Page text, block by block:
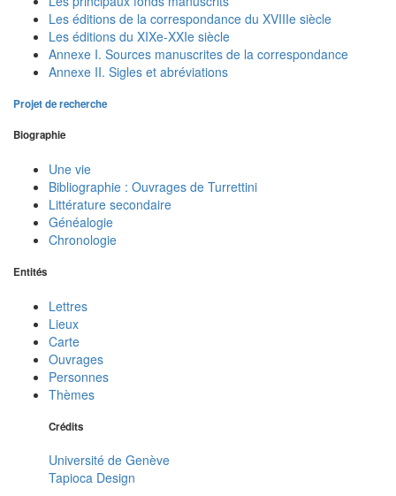
Les éditions de la correspondance du XVIIIe siècle
Les éditions du XIXe-XXIe siècle
Annexe I. Sources manuscrites de la correspondance
Annexe II. Sigles et abréviations
Projet de recherche
Biographie
Une vie
Bibliographie : Ouvrages de Turrettini
Littérature secondaire
Généalogie
Chronologie
Entités
Lettres
Lieux
Carte
Ouvrages
Personnes
Thèmes
Crédits
Université de Genève
Tapioca Design